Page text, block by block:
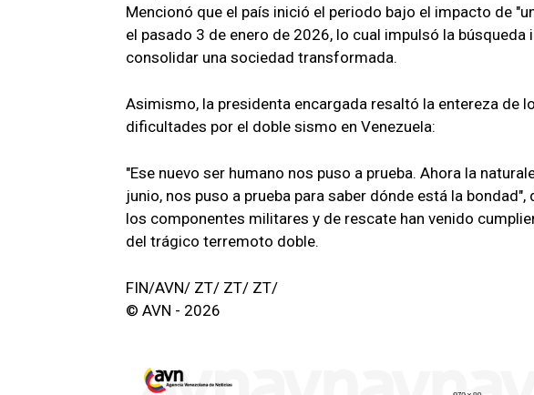
Mencionó que el país inició el periodo bajo el impacto de
el pasado 3 de enero de 2026, lo cual impulsó la
consolidar una sociedad transformada.
Asimismo, la presidenta encargada resaltó la entereza de
dificultades por el doble sismo en Venezuela:
"Ese nuevo ser humano nos puso a prueba. Ahora la
junio, nos puso a prueba para saber dónde está la
los componentes militares y de rescate han venido
del trágico terremoto doble.
FIN/AVN/ ZT/ ZT/ ZT/
© AVN - 2026